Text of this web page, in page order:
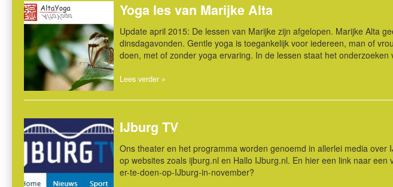
Yoga les van Marijke Alta
Update april 2015: De lessen van Marijke zijn afgelopen. Marijke Alta
dinsdagavonden. Gentle yoga is toegankelijk voor iedereen, man of
doen, met of zonder yoga ervaring. In de lessen staat het
Lees verder »
IJburg TV
Ons theater en het programma worden genoemd in allerlei media over
op websites zoals ijburg.nl en Hallo IJburg.nl. En hier een link naar
er-te-doen-op-IJburg-in-november?